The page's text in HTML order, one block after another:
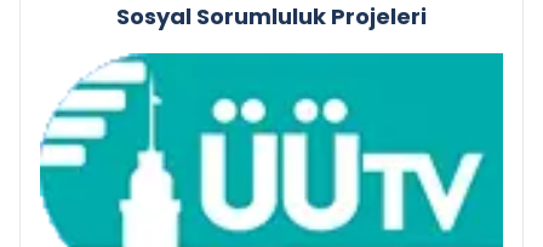
Sosyal Sorumluluk Projeleri